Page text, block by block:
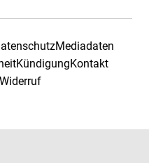
Mediadaten
KündigungKontakt
Widerruf